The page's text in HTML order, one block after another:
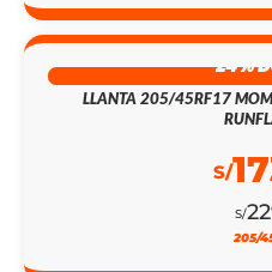
24%
LLANTA 205/45RF17
S/
S/
205/